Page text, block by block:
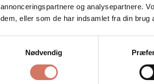
annonceringspartnere og analysepartnere.
dem, eller som de har indsamlet fra din brug
Nødvendig
Forstør
Brug stemplet til at mærke
Colop Classic line 2400